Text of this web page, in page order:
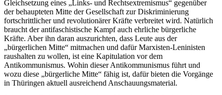
Gleichsetzung eines „Links- und Rechtsextremismus“ gegenüber
der behaupteten Mitte der Gesellschaft zur Diskriminierung
fortschrittlicher und revolutionärer Kräfte verbreitet wird. Natürlich
braucht der antifaschistische Kampf auch ehrliche bürgerliche
Kräfte. Aber ihn daran auszurichten, dass Leute aus der
„bürgerlichen Mitte“ mitmachen und dafür Marxisten-Leninisten
raushalten zu wollen, ist eine Kapitulation vor dem
Antikommunismus. Wohin dieser Antikommunismus führt und
wozu diese „bürgerliche Mitte“ fähig ist, dafür bieten die Vorgänge
in Thüringen aktuell ausreichend Anschauungsmaterial.